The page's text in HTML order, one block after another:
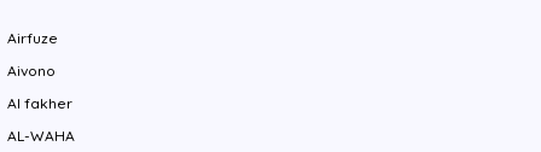
Airfuze
Aivono
Al fakher
AL-WAHA